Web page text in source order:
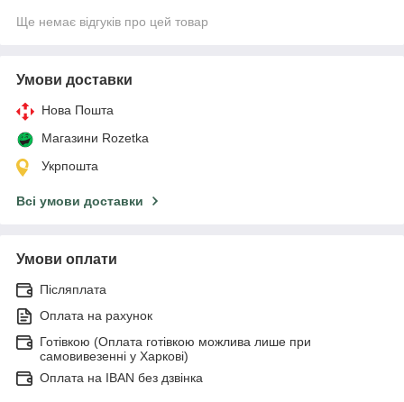
Ще немає відгуків про цей товар
Умови доставки
Нова Пошта
Магазини Rozetka
Укрпошта
Всі умови доставки
Умови оплати
Післяплата
Оплата на рахунок
Готівкою (Оплата готівкою можлива лише при
самовивезенні у Харкові)
Оплата на IBAN без дзвінка